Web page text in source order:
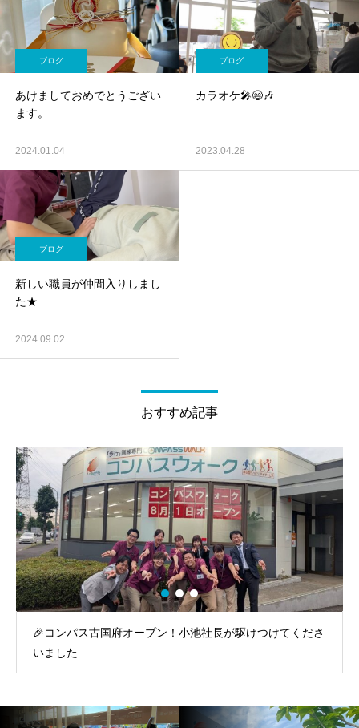
ブログ
あけましておめでとうござい
ます。
2024.01.04
ブログ
カラオケ🎤😄🎶
2023.04.28
ブログ
新しい職員が仲間入りしまし
た★
2024.09.02
おすすめ記事
が駆けつけてくださ コンパスウオーク古国府 開所式